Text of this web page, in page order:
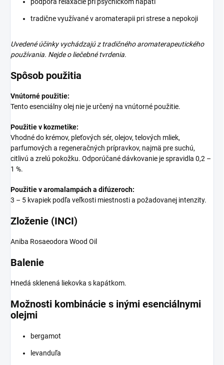
tradične využívané v aromaterapii pri strese a nepokoji
Uvedené účinky vychádzajú z tradičného aromaterapeutického
používania. Nejde o liečebné tvrdenia.
Spôsob použitia
Vnútorné použitie:
Tento esenciálny olej nie je určený na vnútorné použitie.
Použitie v kozmetike:
Vhodné do krémov, pleťových sér, olejov, telových mliek,
parfumových a regeneračných prípravkov, najmä pre suchú,
citlivú a zrelú pokožku. Odporúčané dávkovanie je spravidla 0,2 –
1 %.
Použitie v aromalampách a difúzeroch:
3 – 5 kvapiek podľa veľkosti miestnosti a požadovanej intenzity.
Zloženie (INCI)
Aniba Rosaeodora Wood Oil
Balenie
Hnedá sklenená liekovka s kapátkom.
Možnosti kombinácie s inými esenciálnymi
olejmi
bergamot
levanduľa